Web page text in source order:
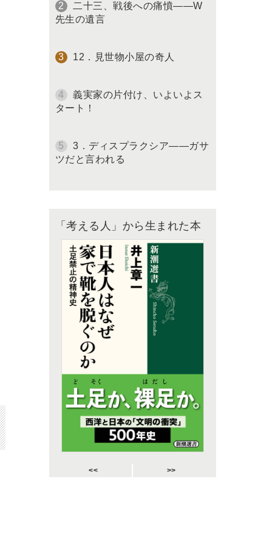
二十三、戦後への痛憤――W
先生の遺言
12．見世物小屋の奇人
義実家の片付け、いよいよス
タート！
3．ディスプラクシア――ガサ
ツだと言われる
「考える人」から生まれた本
<< >>